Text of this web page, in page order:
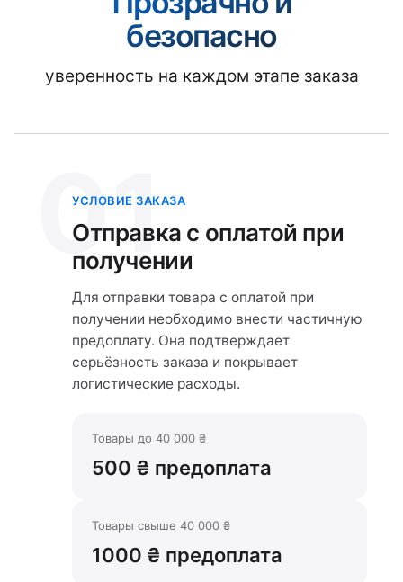
безопасно
уверенность на каждом этапе заказа
01
УСЛОВИЕ ЗАКАЗА
Отправка с оплатой при
получении
Для отправки товара с оплатой при
получении необходимо внести частичную
предоплату. Она подтверждает
серьёзность заказа и покрывает
логистические расходы.
Товары до 40 000 ₴
500 ₴ предоплата
Товары свыше 40 000 ₴
1000 ₴ предоплата